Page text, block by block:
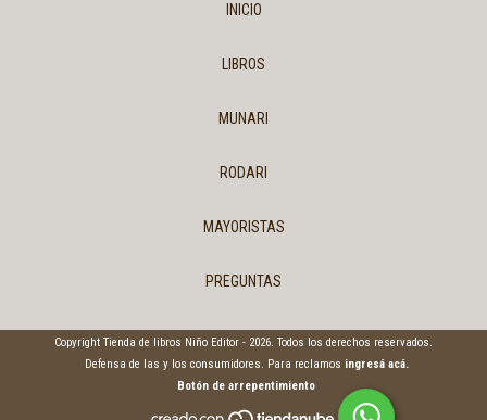
INICIO
LIBROS
MUNARI
RODARI
MAYORISTAS
PREGUNTAS
Copyright Tienda de libros Niño Editor - 2026. Todos los derechos reservados.
Defensa de las y los consumidores. Para reclamos ingresá acá.
Botón de arrepentimiento